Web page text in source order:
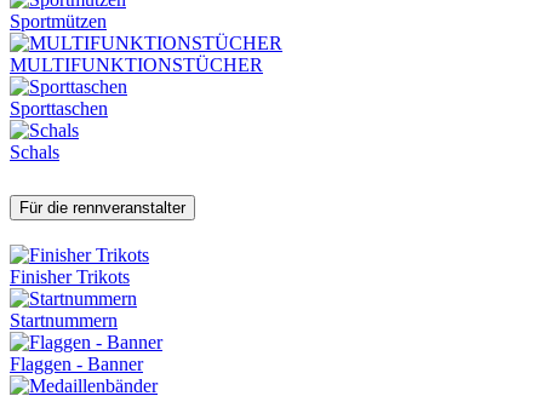
Sportmützen
MULTIFUNKTIONSTÜCHER
Sporttaschen
Schals
Für die rennveranstalter
Finisher Trikots
Startnummern
Flaggen - Banner